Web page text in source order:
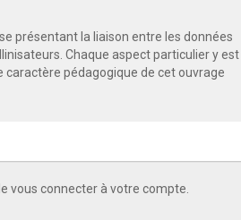
présentant la liaison entre les données
Chaque aspect particulier y est
pédagogique de cet ouvrage
vous connecter à votre compte.